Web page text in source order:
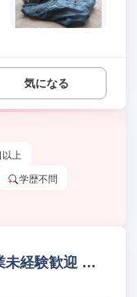
気になる
以上
学歴不問
未経験歓迎 建